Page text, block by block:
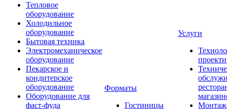
Тепловое
оборудование
Холодильное
оборудование
Бытовая техника
Электромеханическое
оборудование
Пекарское и
кондитерское
оборудование
Оборудование для
фаст-фуда
Форматы
Гостиницы
Услуги
Монтаж